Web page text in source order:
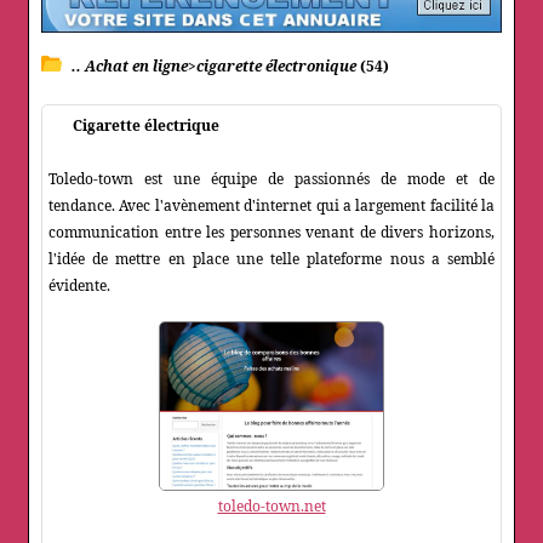
.. Achat en ligne>cigarette électronique(54)
Cigarette électrique
Toledo-town est une équipe de passionnés de mode et de
tendance. Avec l'avènement d'internet qui a largement facilité la
communication entre les personnes venant de divers horizons,
l'idée de mettre en place une telle plateforme nous a semblé
évidente.
toledo-town.net